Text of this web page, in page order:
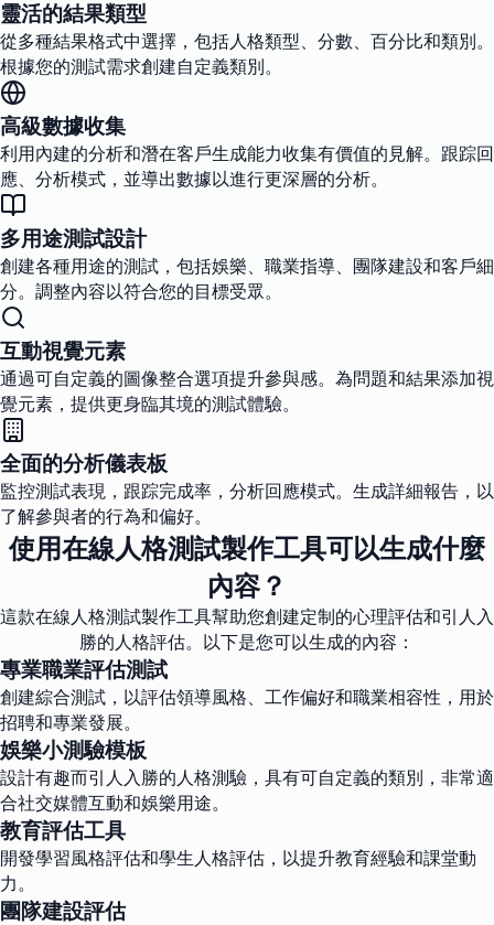
靈活的結果類型
從多種結果格式中選擇，包括人格類型、分數、百分比和類別。
根據您的測試需求創建自定義類別。
高級數據收集
利用內建的分析和潛在客戶生成能力收集有價值的見解。跟踪回
應、分析模式，並導出數據以進行更深層的分析。
多用途測試設計
創建各種用途的測試，包括娛樂、職業指導、團隊建設和客戶細
分。調整內容以符合您的目標受眾。
互動視覺元素
通過可自定義的圖像整合選項提升參與感。為問題和結果添加視
覺元素，提供更身臨其境的測試體驗。
全面的分析儀表板
監控測試表現，跟踪完成率，分析回應模式。生成詳細報告，以
了解參與者的行為和偏好。
使用在線人格測試製作工具可以生成什麼
內容？
這款在線人格測試製作工具幫助您創建定制的心理評估和引人入
勝的人格評估。以下是您可以生成的內容：
專業職業評估測試
創建綜合測試，以評估領導風格、工作偏好和職業相容性，用於
招聘和專業發展。
娛樂小測驗模板
設計有趣而引人入勝的人格測驗，具有可自定義的類別，非常適
合社交媒體互動和娛樂用途。
教育評估工具
開發學習風格評估和學生人格評估，以提升教育經驗和課堂動
力。
團隊建設評估